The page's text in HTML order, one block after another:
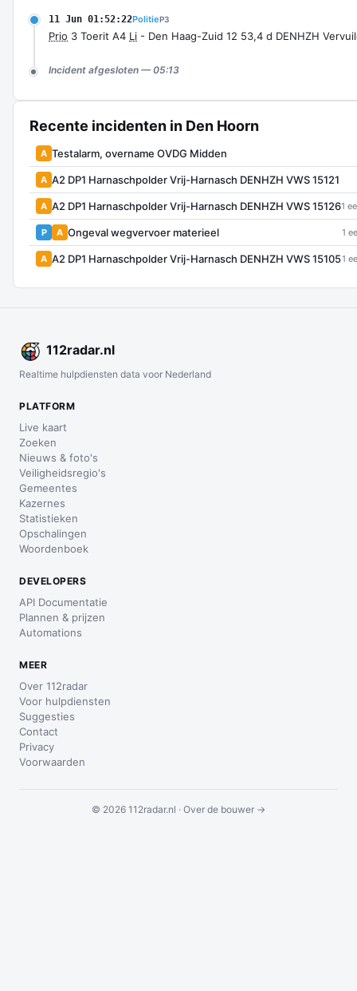
11 Jun 01:52:22PolitieP3
Prio 3 Toerit A4 Li - Den Haag-Zuid 12 53,4 d DENHZH
Incident afgesloten — 05:13
Recente incidenten in Den Hoorn
A Testalarm, overname OVDG Midden
A A2 DP1 Harnaschpolder Vrij-Harnasch DENHZH VWS 15121
A A2 DP1 Harnaschpolder Vrij-Harnasch DENHZH VWS 151261
P A Ongeval wegvervoer materieel 1
A A2 DP1 Harnaschpolder Vrij-Harnasch DENHZH VWS 151051
112radar.nl
Realtime hulpdiensten data voor Nederland
PLATFORM
Live kaart
Zoeken
Nieuws & foto's
Veiligheidsregio's
Gemeentes
Kazernes
Statistieken
Opschalingen
Woordenboek
DEVELOPERS
API Documentatie
Plannen & prijzen
Automations
MEER
Over 112radar
Voor hulpdiensten
Suggesties
Contact
Privacy
Voorwaarden
© 2026 112radar.nl · Over de bouwer →